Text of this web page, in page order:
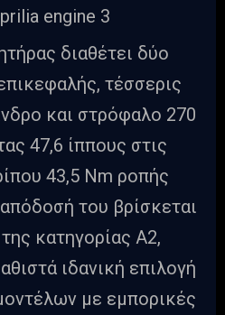
διαθέτει δύο
τέσσερις
και στρόφαλο 270
47,6 ίππους στις
43,5 Nm ροπής
του βρίσκεται
κατηγορίας Α2,
ιδανική επιλογή
με εμπορικές